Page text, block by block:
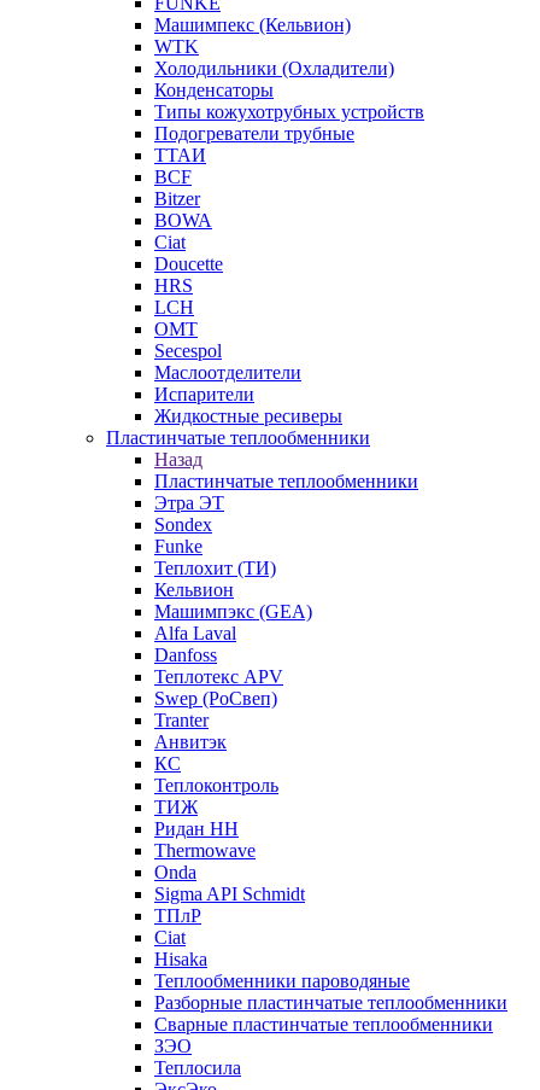
Машимпекс (Кельвион)
WTK
Холодильники (Охладители)
Конденсаторы
Типы кожухотрубных устройств
Подогреватели трубные
ТТАИ
BCF
Bitzer
BOWA
Ciat
Doucette
HRS
LCH
OMT
Secespol
Маслоотделители
Испарители
Жидкостные ресиверы
Пластинчатые теплообменники
Назад
Пластинчатые теплообменники
Этра ЭТ
Sondex
Funke
Теплохит (ТИ)
Кельвион
Машимпэкс (GEA)
Alfa Laval
Danfoss
Теплотекс APV
Swep (РоСвеп)
Tranter
Анвитэк
КС
Теплоконтроль
ТИЖ
Ридан НН
Thermowave
Onda
Sigma API Schmidt
ТПлР
Ciat
Hisaka
Теплообменники пароводяные
Разборные пластинчатые теплообменники
Сварные пластинчатые теплообменники
ЗЭО
Теплосила